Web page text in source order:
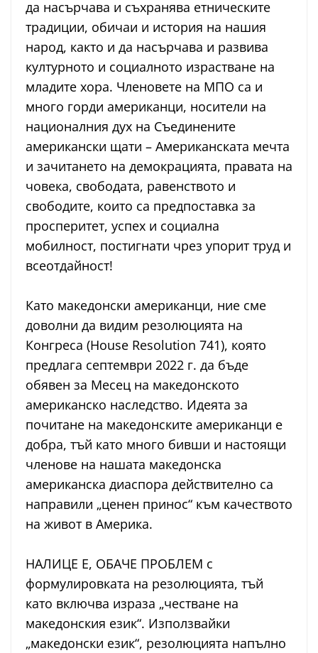
да насърчава и съхранява етническите
традиции, обичаи и история на нашия
народ, както и да насърчава и развива
културното и социалното израстване на
младите хора. Членовете на МПО са и
много горди американци, носители на
националния дух на Съединените
американски щати – Американската мечта
и зачитането на демокрацията, правата на
човека, свободата, равенството и
свободите, които са предпоставка за
просперитет, успех и социална
мобилност, постигнати чрез упорит труд и
всеотдайност!
Като македонски американци, ние сме
доволни да видим резолюцията на
Конгреса (House Resolution 741), която
предлага септември 2022 г. да бъде
обявен за Месец на македонското
американско наследство. Идеята за
почитане на македонските американци е
добра, тъй като много бивши и настоящи
членове на нашата македонска
американска диаспора действително са
направили „ценен принос“ към качеството
на живот в Америка.
НАЛИЦЕ Е, ОБАЧЕ ПРОБЛЕМ с
формулировката на резолюцията, тъй
като включва израза „честване на
македонския език“. Използвайки
„македонски език“, резолюцията напълно